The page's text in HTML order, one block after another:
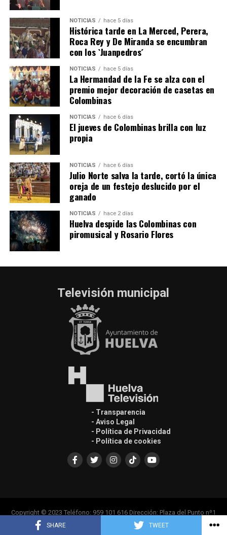
SHARE TWEET
QUINTA CORRIDA DE LAS FIESTAS COLOMBINAS
2026
hace 3 días· Huelvatv
NOTICIAS hace 5 días
Histórica tarde en La Merced, Perera,
Roca Rey y De Miranda se encumbran
con los `Juanpedros´
NOTICIAS hace 5 días
La Hermandad de la Fe se alza con el
premio mejor decoración de casetas en
Colombinas
NOTICIAS hace 6 días
El jueves de Colombinas brilla con luz
propia
NOTICIAS hace 6 días
Julio Norte salva la tarde, cortó la única
oreja de un festejo deslucido por el
ganado
NOTICIAS hace 2 días
Huelva despide las Colombinas con
piromusical y Rosario Flores
Televisión municipal
- Transparencia
- Aviso Legal
- Política de Privacidad
- Política de cookies
Copyright © 2023 Teléfono: 959 101 616 Dirección: Plaza del Punto nº1
Casa Colón, Edif. Principal 1ª Planta, 21001